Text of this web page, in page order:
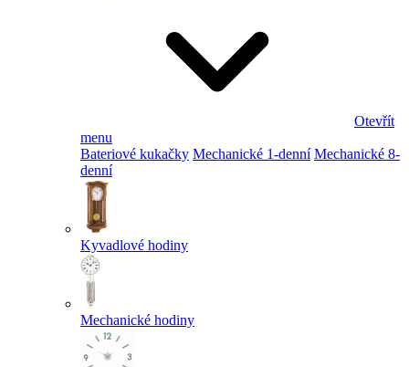
Otevřít
menu
Bateriové kukačky Mechanické 1-denní Mechanické 8-
denní
Kyvadlové hodiny
Mechanické hodiny